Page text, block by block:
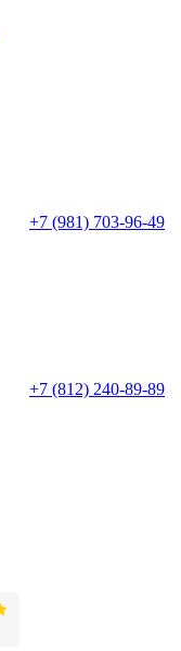
+7 (981) 703-96-49
+7 (812) 240-89-89